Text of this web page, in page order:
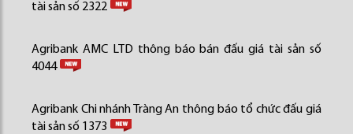
tài sản số 2322
Agribank AMC LTD thông báo bán đấu giá tài sản số
4044
Agribank Chi nhánh Tràng An thông báo tổ chức đấu giá
tài sản số 1373